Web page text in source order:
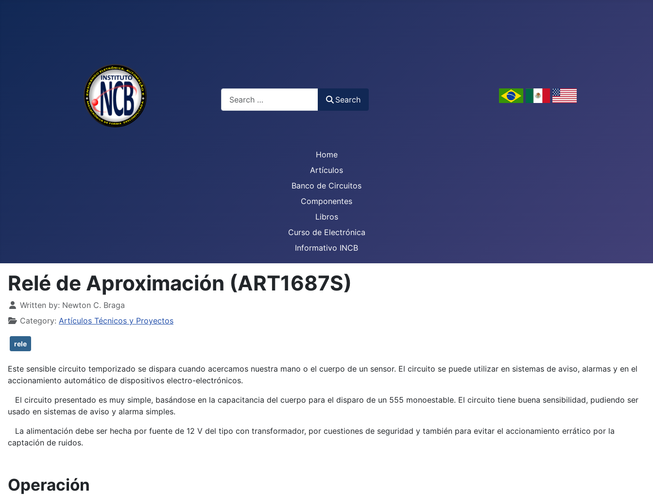
Search
Search
Home
Artículos
Banco de Circuitos
Componentes
Libros
Curso de Electrónica
Informativo INCB
Relé de Aproximación (ART1687S)
Details
Written by: Newton C. Braga
Category: Artículos Técnicos y Proyectos
rele
Este sensible circuito temporizado se dispara cuando acercamos nuestra mano o el cuerpo de un sensor. El circuito se puede utilizar en sistemas de aviso, alarmas y en el
accionamiento automático de dispositivos electro-electrónicos.
El circuito presentado es muy simple, basándose en la capacitancia del cuerpo para el disparo de un 555 monoestable. El circuito tiene buena sensibilidad, pudiendo ser
usado en sistemas de aviso y alarma simples.
La alimentación debe ser hecha por fuente de 12 V del tipo con transformador, por cuestiones de seguridad y también para evitar el accionamiento errático por la
captación de ruidos.
Operación